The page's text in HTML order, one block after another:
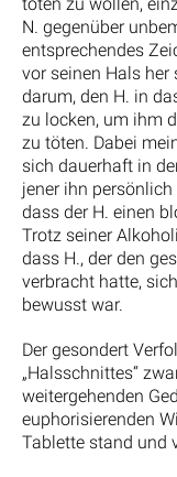
N. gegenüber
entsprechendes
vor seinen Hals her
darum, den H. in
zu locken, um ihm
zu töten. Dabei
sich dauerhaft in
jener ihn
dass der H. einen
Trotz seiner
dass H., der den
verbracht hatte,
bewusst war.
Der gesondert
„Halsschnittes“
weitergehenden
euphorisierenden
Tablette stand und